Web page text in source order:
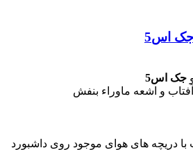
جک اس5
جک اس5
آفتاب و اشعه ماوراء بنفش
دریچه های هوای موجود روی داشبورد